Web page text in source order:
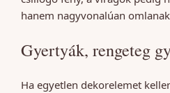
hanem nagyvonalúan
Gyertyák, rengeteg
Ha egyetlen dekorelemet